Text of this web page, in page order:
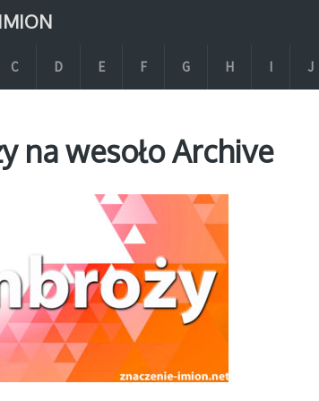
C D E F G H I J
na wesoło Archive